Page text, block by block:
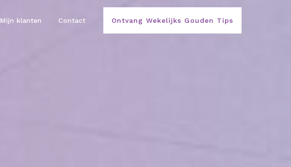
Mijn klanten Contact Ontvang Wekelijks Gouden Tips